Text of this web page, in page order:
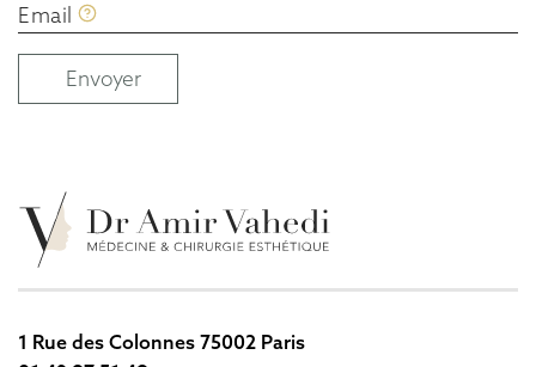
Email
Envoyer
1 Rue des Colonnes 75002 Paris